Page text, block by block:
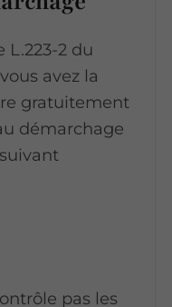
2 du
avez la
gratuitement
démarchage
pas les